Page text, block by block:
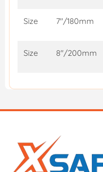
Size 7''/180mm
Size 8"/200mm